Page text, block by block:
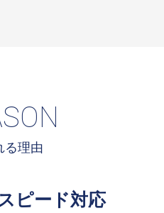
る理由
ピード対応